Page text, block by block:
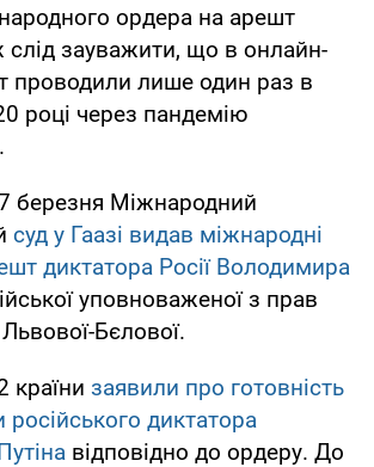
ордера на арешт
слід зауважити, що в онлайн-
проводили лише один раз в
році через пандемію
березня Міжнародний
суд у Гаазі видав міжнародні
диктатора Росії Володимира
уповноваженої з прав
Бєлової.
країни заявили про готовність
російського диктатора
відповідно до ордеру. До